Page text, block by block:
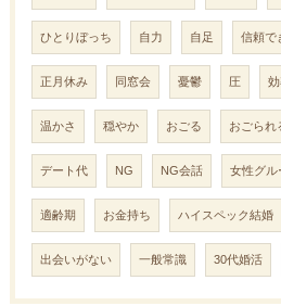
ひとりぼっち 自力 自足 信頼で
正月休み 同窓会 憂鬱 圧
温かさ 穏やか おごる おごられ
デート代 NG NG会話 女性グル
適齢期 お金持ち ハイスペック結婚
出会いがない 一般常識 30代婚活